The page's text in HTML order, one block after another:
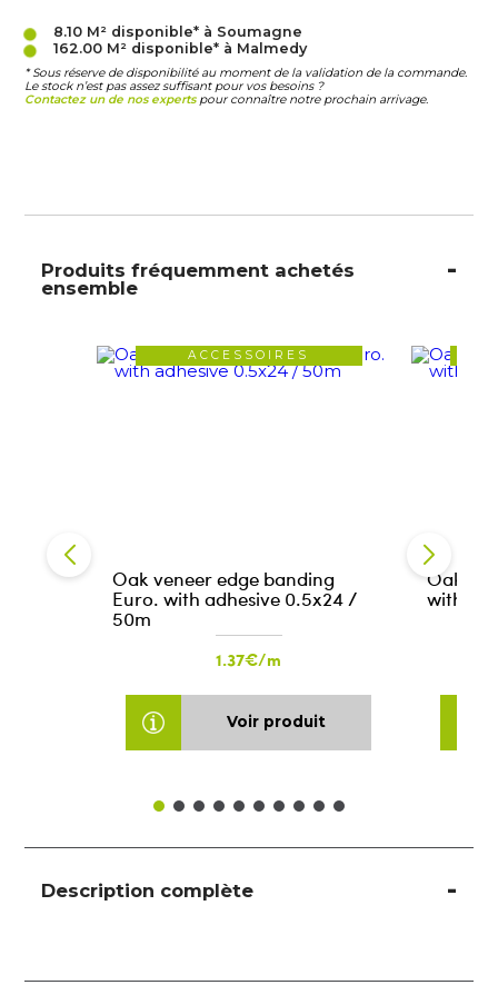
8.10 M²disponible* à Soumagne
162.00 M²disponible* à Malmedy
* Sous réserve de disponibilité au moment de la validation de la commande.
Le stock n’est pas assez suffisant pour vos besoins ?
Contactez un de nos expertspour connaître notre prochain arrivage.
Produits fréquemment achetés
ensemble
ACCESSOIRES
Oak veneer edge banding
Euro. with adhesive 0.5x24 /
50m
1.37€/m
Voir produit
Oak
without
Description complète